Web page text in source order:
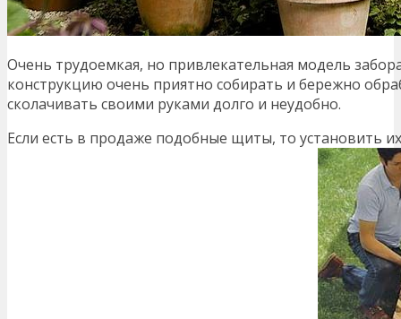
Очень трудоемкая, но привлекательная модель
конструкцию очень приятно собирать и бережно
сколачивать своими руками долго и неудобно.
Если есть в продаже подобные щиты, то установить